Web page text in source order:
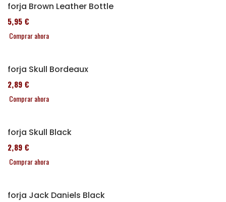
Alforja Brown Leather Bottle
185,95 €
Comprar ahora
Alforja Skull Bordeaux
152,89 €
Comprar ahora
Alforja Skull Black
152,89 €
Comprar ahora
Alforja Jack Daniels Black